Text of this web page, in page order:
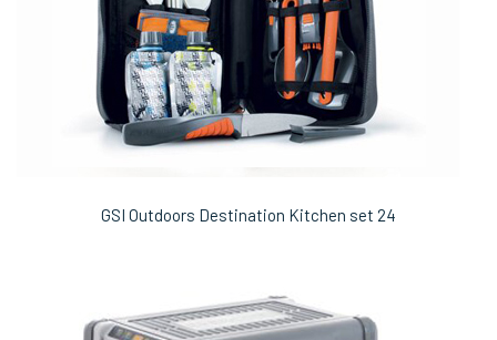
GSI Outdoors Destination Kitchen set 24